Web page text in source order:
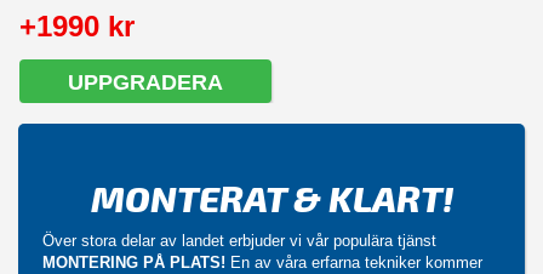
+1990 kr
UPPGRADERA
MONTERAT & KLART!
Över stora delar av landet erbjuder vi vår populära tjänst
MONTERING PÅ PLATS! En av våra erfarna tekniker kommer